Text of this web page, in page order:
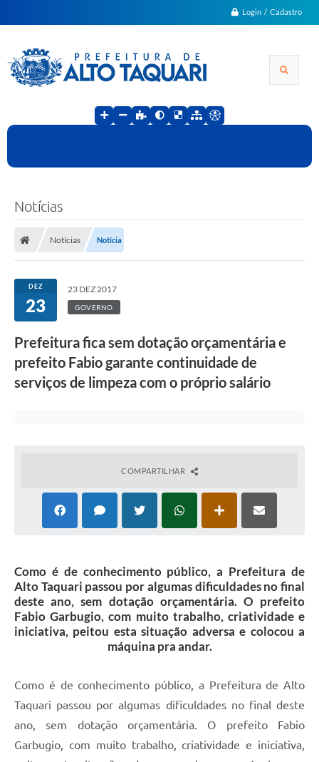
Login / Cadastro
Notícias
Notícias Notícia
DEZ
23
23 DEZ 2017
GOVERNO
Prefeitura fica sem dotação orçamentária e
prefeito Fabio garante continuidade de
serviços de limpeza com o próprio salário
COMPARTILHAR
Como é de conhecimento público, a Prefeitura de
Alto Taquari passou por algumas dificuldades no final
deste ano, sem dotação orçamentária. O prefeito
Fabio Garbugio, com muito trabalho, criatividade e
iniciativa, peitou esta situação adversa e colocou a
máquina pra andar.
Como é de conhecimento público, a Prefeitura de Alto
Taquari passou por algumas dificuldades no final deste
ano, sem dotação orçamentária. O prefeito Fabio
Garbugio, com muito trabalho, criatividade e iniciativa,